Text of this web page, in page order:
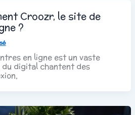
Croozr, le site de
?
en ligne est un vaste
du digital chantent des